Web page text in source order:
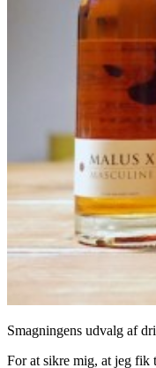
Smagningens udvalg af
For at sikre mig, at jeg fik